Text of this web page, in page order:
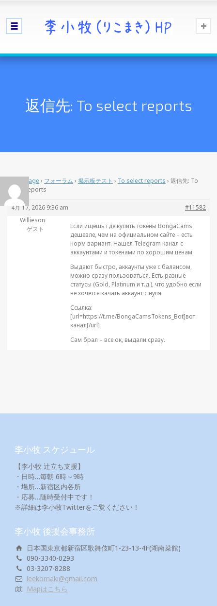
返信先: To select reports
Home Page › フォーラム › 掲示板テスト › To select reports › 返信先: To
select reports
4月 17, 2026 9:36 am
#11582
Willieson
ゲスト
Если ищешь где купить токены BongaCams
дешевле, чем на официальном сайте – есть
норм вариант. Нашел Telegram канал с
аккаунтами и токенами по хорошим ценам.
Выдают быстро, аккаунты уже с балансом,
можно сразу пользоваться. Есть разные
статусы (Gold, Platinum и т.д.), что удобно если
не хочется качать аккаунт с нуля.
Ссылка:
[url=https://t.me/BongaCamsTokens_Bot]вот
канал[/url]
Сам брал – все ок, выдали сразу.
李小牧 スケジュール
【李小牧 辻立ち支援】
・日時…毎朝 6時～9時
・場所…新宿区内各所
・応募…随時受付中です！
※詳細は李小牧Twitterをご覧ください！
李小牧 後援会事務所
日本国東京都新宿区歌舞伎町1-23-13-4F(湖南菜館)
090-3340-0293
03-3207-8288
leekomaki@gmail.com
Mapはこちら